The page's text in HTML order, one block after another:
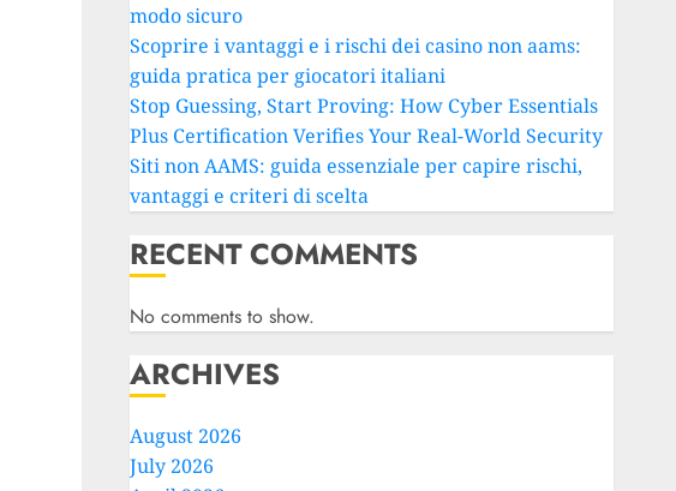
modo sicuro
Scoprire i vantaggi e i rischi dei casino non aams:
guida pratica per giocatori italiani
Stop Guessing, Start Proving: How Cyber Essentials
Plus Certification Verifies Your Real-World Security
Siti non AAMS: guida essenziale per capire rischi,
vantaggi e criteri di scelta
RECENT COMMENTS
No comments to show.
ARCHIVES
August 2026
July 2026